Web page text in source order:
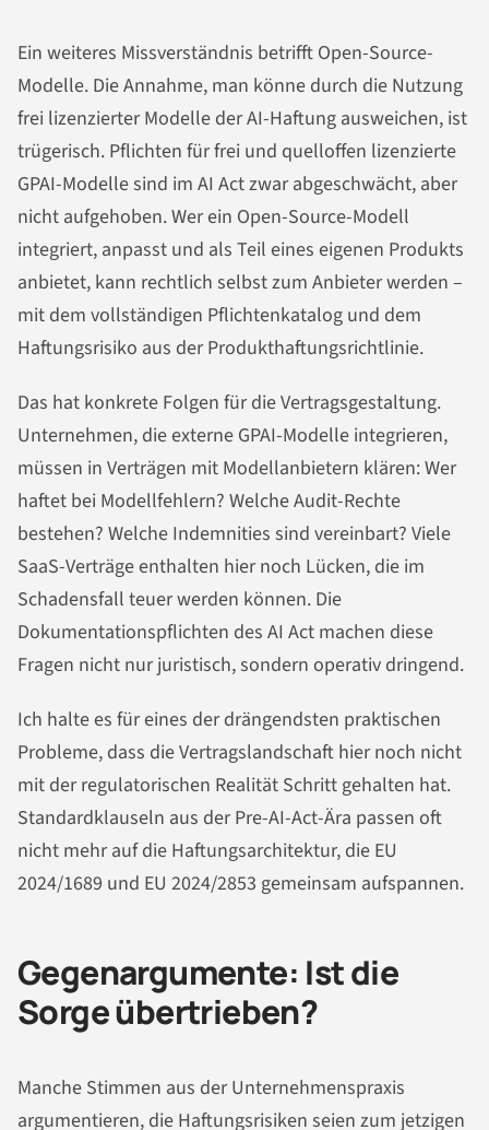
Ein weiteres Missverständnis betrifft Open-Source-
Modelle. Die Annahme, man könne durch die Nutzung
frei lizenzierter Modelle der AI-Haftung ausweichen, ist
trügerisch. Pflichten für frei und quelloffen lizenzierte
GPAI-Modelle sind im AI Act zwar abgeschwächt, aber
nicht aufgehoben. Wer ein Open-Source-Modell
integriert, anpasst und als Teil eines eigenen Produkts
anbietet, kann rechtlich selbst zum Anbieter werden –
mit dem vollständigen Pflichtenkatalog und dem
Haftungsrisiko aus der Produkthaftungsrichtlinie.
Das hat konkrete Folgen für die Vertragsgestaltung.
Unternehmen, die externe GPAI-Modelle integrieren,
müssen in Verträgen mit Modellanbietern klären: Wer
haftet bei Modellfehlern? Welche Audit-Rechte
bestehen? Welche Indemnities sind vereinbart? Viele
SaaS-Verträge enthalten hier noch Lücken, die im
Schadensfall teuer werden können. Die
Dokumentationspflichten des AI Act machen diese
Fragen nicht nur juristisch, sondern operativ dringend.
Ich halte es für eines der drängendsten praktischen
Probleme, dass die Vertragslandschaft hier noch nicht
mit der regulatorischen Realität Schritt gehalten hat.
Standardklauseln aus der Pre-AI-Act-Ära passen oft
nicht mehr auf die Haftungsarchitektur, die EU
2024/1689 und EU 2024/2853 gemeinsam aufspannen.
Gegenargumente: Ist die
Sorge übertrieben?
Manche Stimmen aus der Unternehmenspraxis
argumentieren, die Haftungsrisiken seien zum jetzigen